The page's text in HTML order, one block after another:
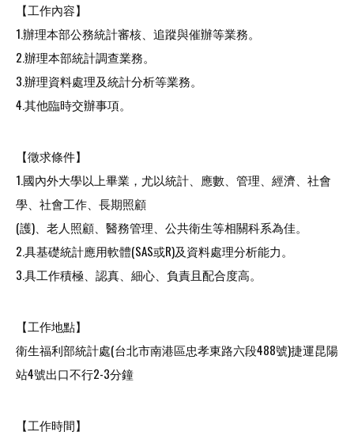
【工作內容】
1.辦理本部公務統計審核、追蹤與催辦等業務。
2.辦理本部統計調查業務。
3.辦理資料處理及統計分析等業務。
4.其他臨時交辦事項。
【徵求條件】
1.國內外大學以上畢業，尤以統計、應數、管理、經濟、社會
學、 社會工作、長期照顧
(護)、老人照顧、醫務管理、公共衛生等相關科系為佳。
2.具基礎統計應用軟體(SAS或R)及資料處理分析能力。
3.具工作積極、認真、細心、負責且配合度高。
【工作地點】
衛生福利部統計處(台北市南港區忠孝東路六段488號)捷運昆陽
站4號出口不行2-3分鐘
【工作時間】